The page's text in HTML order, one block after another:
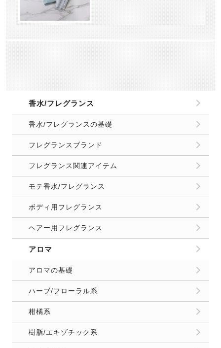
香水/フレグランス
香水/フレグランスの基礎
フレグランスブランド
フレグランス関連アイテム
モテ香水/フレグランス
ボディ用フレグランス
ヘアー用フレグランス
アロマ
アロマの基礎
ハーブ/フローラル系
柑橘系
樹脂/エキゾチック系